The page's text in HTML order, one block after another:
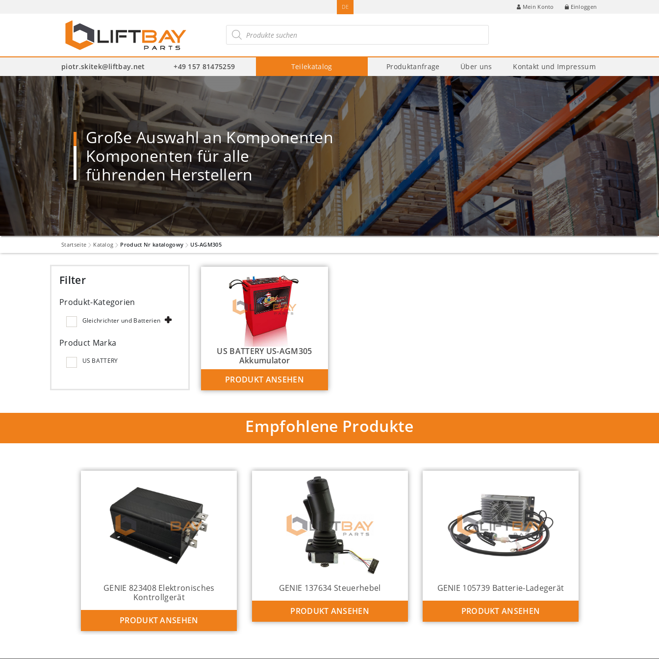
DE Mein Konto Einloggen
search
piotr.skitek@liftbay.net +49 157 81475259 Teilekatalog Produktanfrage Über uns Kontakt und Impressum
Große Auswahl an Komponenten
Komponenten für alle
führenden Herstellern
Startseite Katalog Product Nr katalogowy US-AGM305
Filter
Produkt-Kategorien
Gleichrichter und Batterien
Product Marka
US BATTERY
US BATTERY US-AGM305
Akkumulator
PRODUKT ANSEHEN
Empfohlene Produkte
GENIE 823408 Elektronisches
Kontrollgerät
PRODUKT ANSEHEN
GENIE 137634 Steuerhebel
PRODUKT ANSEHEN
GENIE 105739 Batterie-Ladegerät
PRODUKT ANSEHEN